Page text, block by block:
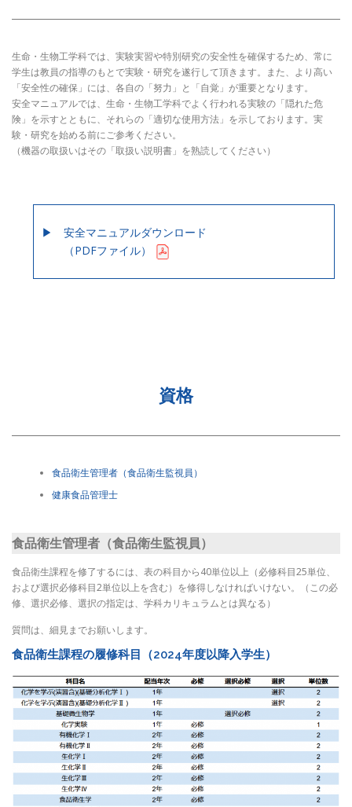
生命・生物工学科では、実験実習や特別研究の安全性を確保するため、常に
学生は教員の指導のもとで実験・研究を遂行して頂きます。また、より高い
「安全性の確保」には、各自の「努力」と「自覚」が重要となります。
安全マニュアルでは、生命・生物工学科でよく行われる実験の「隠れた危
険」を示すとともに、それらの「適切な使用方法」を示しております。実
験・研究を始める前にご参考ください。
（機器の取扱いはその「取扱い説明書」を熟読してください）
安全マニュアルダウンロード
（PDFファイル）
資格
食品衛生管理者（食品衛生監視員）
健康食品管理士
食品衛生管理者（食品衛生監視員）
食品衛生課程を修了するには、表の科目から40単位以上（必修科目25単位、
および選択必修科目2単位以上を含む）を修得しなければいけない。（この必
修、選択必修、選択の指定は、学科カリキュラムとは異なる）
質問は、細見までお願いします。
食品衛生課程の履修科目（2024年度以降入学生）